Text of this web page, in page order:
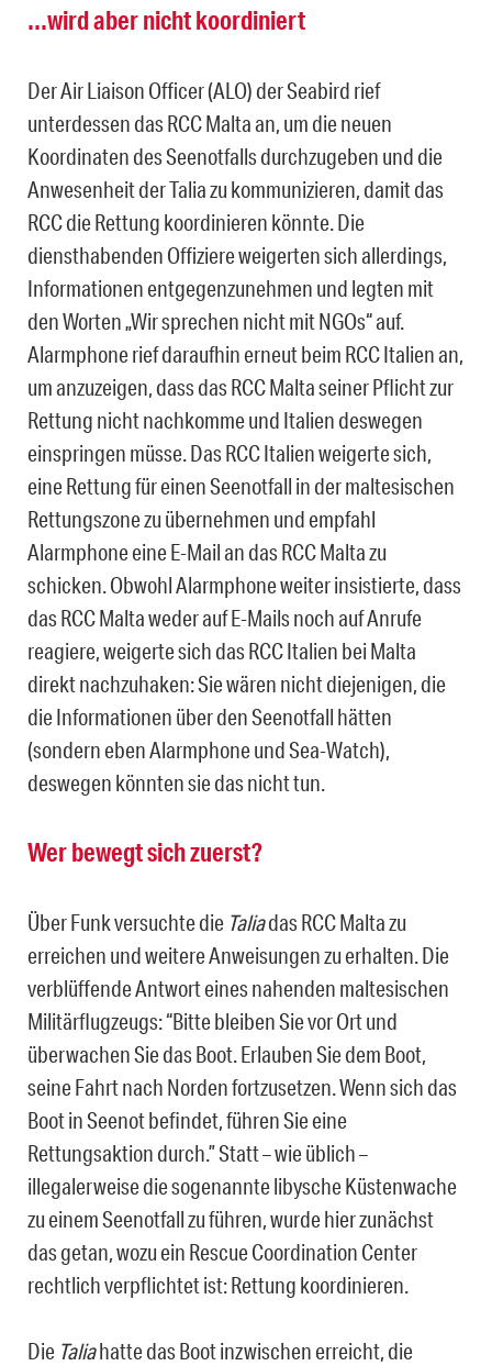
…wird aber nicht koordiniert
Der Air Liaison Officer (ALO) der Seabird rief
unterdessen das RCC Malta an, um die neuen
Koordinaten des Seenotfalls durchzugeben und die
Anwesenheit der Talia zu kommunizieren, damit das
RCC die Rettung koordinieren könnte. Die
diensthabenden Offiziere weigerten sich allerdings,
Informationen entgegenzunehmen und legten mit
den Worten „Wir sprechen nicht mit NGOs“ auf.
Alarmphone rief daraufhin erneut beim RCC Italien an,
um anzuzeigen, dass das RCC Malta seiner Pflicht zur
Rettung nicht nachkomme und Italien deswegen
einspringen müsse. Das RCC Italien weigerte sich,
eine Rettung für einen Seenotfall in der maltesischen
Rettungszone zu übernehmen und empfahl
Alarmphone eine E-Mail an das RCC Malta zu
schicken. Obwohl Alarmphone weiter insistierte, dass
das RCC Malta weder auf E-Mails noch auf Anrufe
reagiere, weigerte sich das RCC Italien bei Malta
direkt nachzuhaken: Sie wären nicht diejenigen, die
die Informationen über den Seenotfall hätten
(sondern eben Alarmphone und Sea-Watch),
deswegen könnten sie das nicht tun.
Wer bewegt sich zuerst?
Über Funk versuchte die Taliadas RCC Malta zu
erreichen und weitere Anweisungen zu erhalten. Die
verblüffende Antwort eines nahenden maltesischen
Militärflugzeugs: “Bitte bleiben Sie vor Ort und
überwachen Sie das Boot. Erlauben Sie dem Boot,
seine Fahrt nach Norden fortzusetzen. Wenn sich das
Boot in Seenot befindet, führen Sie eine
Rettungsaktion durch.” Statt – wie üblich –
illegalerweise die sogenannte libysche Küstenwache
zu einem Seenotfall zu führen, wurde hier zunächst
das getan, wozu ein Rescue Coordination Center
rechtlich verpflichtet ist: Rettung koordinieren.
Die Taliahatte das Boot inzwischen erreicht, die